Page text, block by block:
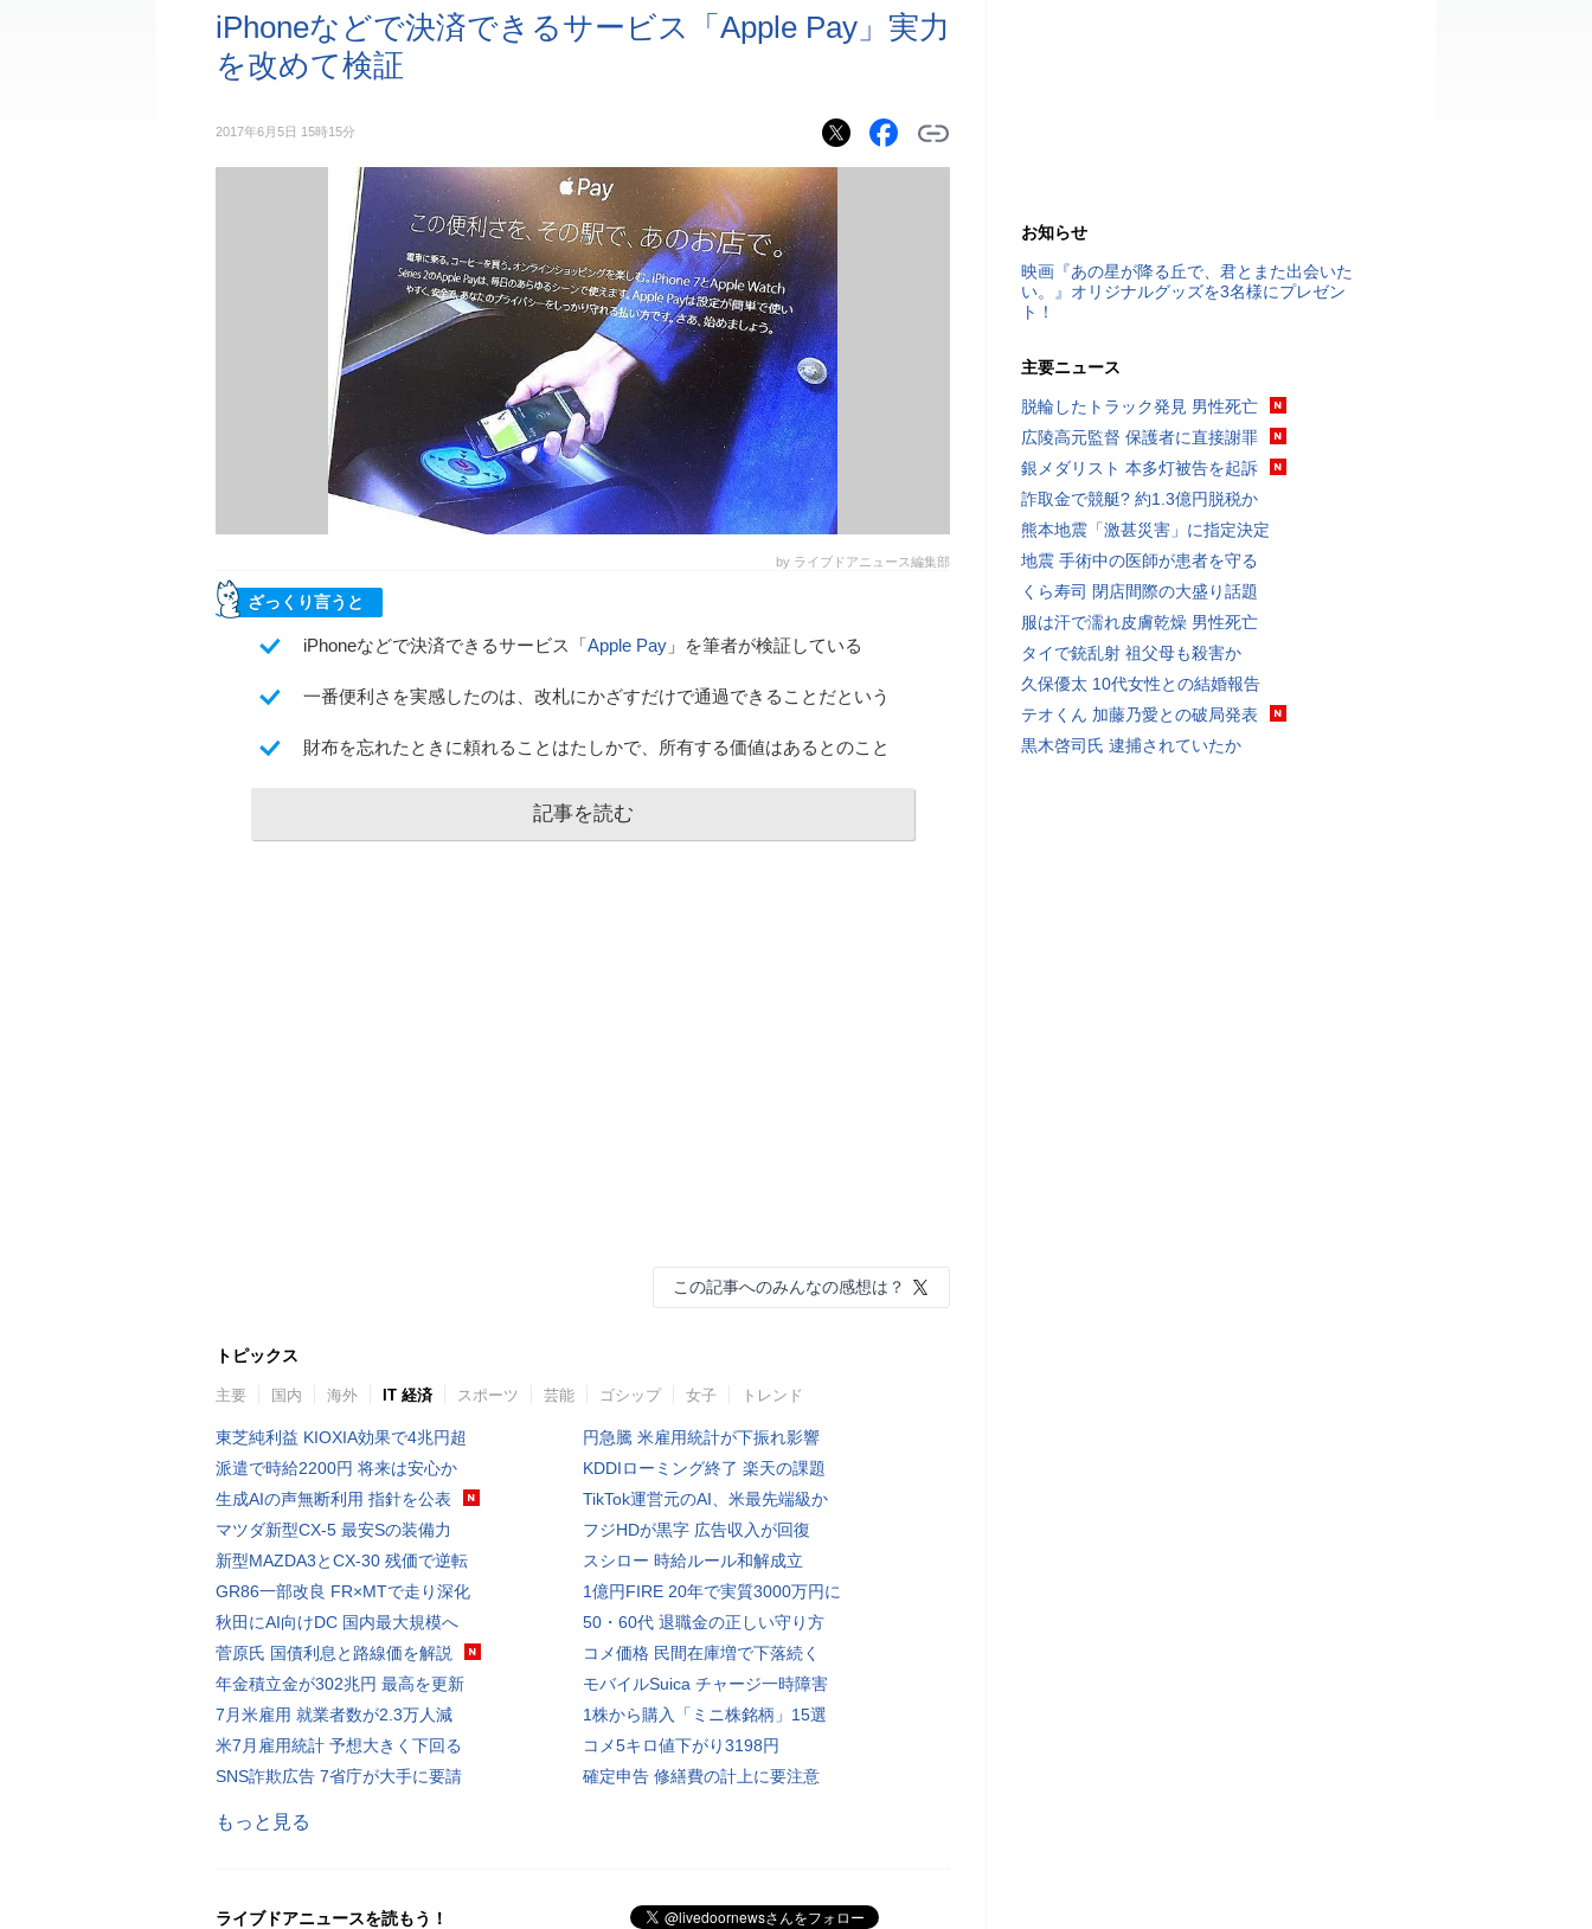
iPhoneなどで決済できるサービス「Apple Pay」実力
を改めて検証
2017年6月5日 15時15分
by ライブドアニュース編集部
ざっくり言うと
iPhoneなどで決済できるサービス「Apple Pay 」を筆者が検証している
一番便利さを実感したのは、改札にかざすだけで通過できることだという
財布を忘れたときに頼れることはたしかで、所有する価値はあるとのこと
記事を読む
この記事へのみんなの感想は？
トピックス
主要 国内 海外 IT 経済 スポーツ 芸能 ゴシップ 女子 トレンド
東芝純利益 KIOXIA効果で4兆円超
派遣で時給2200円 将来は安心か
生成AIの声無断利用 指針を公表
マツダ新型CX-5 最安Sの装備力
新型MAZDA3とCX-30 残価で逆転
GR86一部改良 FR×MTで走り深化
秋田にAI向けDC 国内最大規模へ
菅原氏 国債利息と路線価を解説
年金積立金が302兆円 最高を更新
7月米雇用 就業者数が2.3万人減
米7月雇用統計 予想大きく下回る
SNS詐欺広告 7省庁が大手に要請
円急騰 米雇用統計が下振れ影響
KDDIローミング終了 楽天の課題
TikTok運営元のAI、米最先端級か
フジHDが黒字 広告収入が回復
スシロー 時給ルール和解成立
1億円FIRE 20年で実質3000万円に
50・60代 退職金の正しい守り方
コメ価格 民間在庫増で下落続く
モバイルSuica チャージ一時障害
1株から購入「ミニ株銘柄」15選
コメ5キロ値下がり3198円
確定申告 修繕費の計上に要注意
もっと見る
ライブドアニュースを読もう！
お知らせ
映画『あの星が降る丘で、君とまた出会いた
い。』オリジナルグッズを3名様にプレゼン
ト！
主要ニュース
脱輪したトラック発見 男性死亡
広陵高元監督 保護者に直接謝罪
銀メダリスト 本多灯被告を起訴
詐取金で競艇? 約1.3億円脱税か
熊本地震「激甚災害」に指定決定
地震 手術中の医師が患者を守る
くら寿司 閉店間際の大盛り話題
服は汗で濡れ皮膚乾燥 男性死亡
タイで銃乱射 祖父母も殺害か
久保優太 10代女性との結婚報告
テオくん 加藤乃愛との破局発表
黒木啓司氏 逮捕されていたか